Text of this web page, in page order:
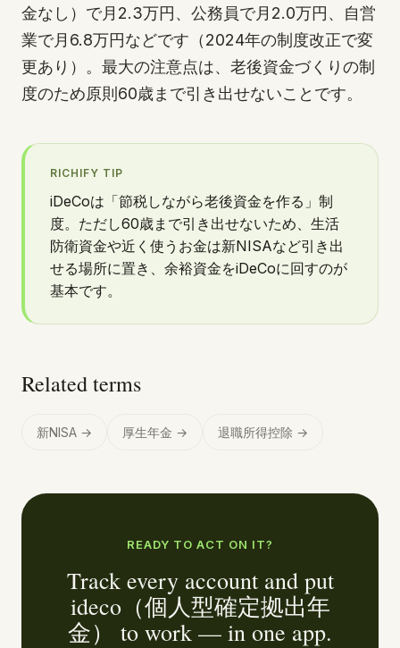
金なし）で月2.3万円、公務員で月2.0万円、自営
業で月6.8万円などです（2024年の制度改正で変
更あり）。最大の注意点は、老後資金づくりの制
度のため原則60歳まで引き出せないことです。
RICHIFY TIP
iDeCoは「節税しながら老後資金を作る」制
度。ただし60歳まで引き出せないため、生活
防衛資金や近く使うお金は新NISAなど引き出
せる場所に置き、余裕資金をiDeCoに回すのが
基本です。
Related terms
新NISA → 厚生年金 → 退職所得控除 →
READY TO ACT ON IT?
Track every account and put
ideco（個人型確定拠出年
金） to work — in one app.